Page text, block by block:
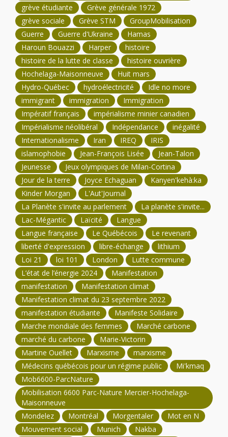
grève étudiante
Grève générale 1972
grève sociale
Grève STM
GroupMobilisation
Guerre
Guerre d'Ukraine
Hamas
Haroun Bouazzi
Harper
histoire
histoire de la lutte de classe
histoire ouvrière
Hochelaga-Maisonneuve
Huit mars
Hydro-Québec
hydroélectricité
Idle no more
immigrant
immigration
Immigration
Impératif français
impérialisme minier canadien
Impérialisme néolibéral
Indépendance
inégalité
Internationalisme
Iran IREQ
IRIS
islamophobie
Jean-François Lisée
Jean-Talon
Jeunesse
Jeux olympiques de Milan-Cortina
Jour de la terre
Joyce Echaguan
Kanyen'kehà:ka
Kinder Morgan
L'Aut'Journal
La Planète s'invite au parlement
La planète s'invite...
Lac-Mégantic
Laïcité
Langue
Langue française
Le Québécois
Le revenant
liberté d'expression
libre-échange
lithium
Loi 21
loi 101 London
Lutte commune
L’état de l’énergie 2024
Manifestation
manifestation
Manifestation climat
Manifestation climat du 23 septembre 2022
manifestation étudiante
Manifeste Solidaire
Marche mondiale des femmes
Marché carbone
marché du carbone
Marie-Victorin
Martine Ouellet
Marxisme
marxisme
Médecins québécois pour un régime public
Mi'kmaq
Mob6600-ParcNature
Mobilisation 6600 Parc-Nature Mercier-Hochelaga-
Maisonneuve
Mondelez
Montréal Morgentaler
Mot en N
Mouvement social
Munich
Nakba